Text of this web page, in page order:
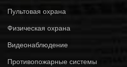
Пультовая охрана
Физическая охрана
Видеонаблюдение
Противопожарные системы